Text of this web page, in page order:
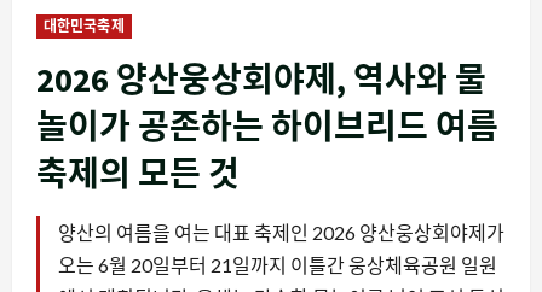
대한민국축제
2026 양산웅상회야제, 역사와 물
놀이가 공존하는 하이브리드 여름
축제의 모든 것
양산의 여름을 여는 대표 축제인 2026 양산웅상회야제가
오는 6월 20일부터 21일까지 이틀간 웅상체육공원 일원